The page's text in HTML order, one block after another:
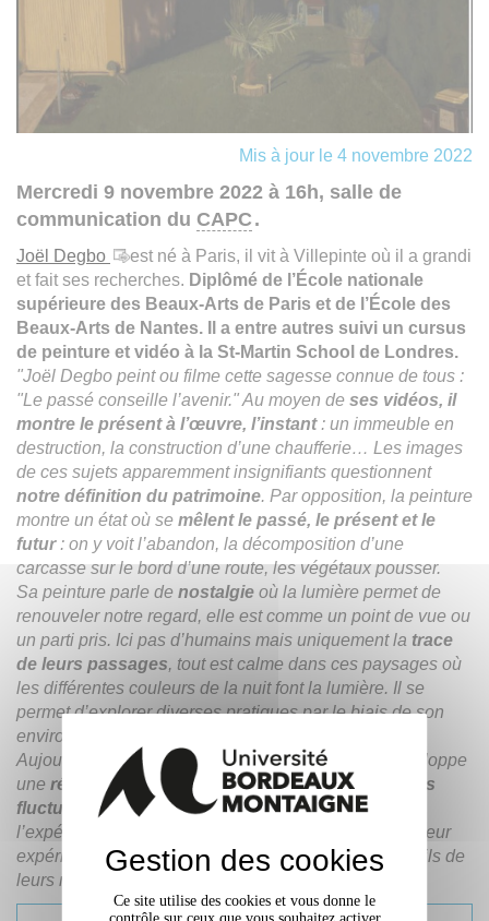
Mis à jour le 4 novembre 2022
Mercredi 9 novembre 2022 à 16h, salle de
communication du CAPC .
Joël Degbo
est né à Paris, il vit à Villepinte où il a grandi
et fait ses recherches. Diplômé de l’École nationale
supérieure des Beaux-Arts de Paris et de l’École des
Beaux-Arts de Nantes. Il a entre autres suivi un cursus
de peinture et vidéo à la St-Martin School de Londres.
"Joël Degbo peint ou filme cette sagesse connue de tous :
"Le passé conseille l’avenir." Au moyen de ses vidéos, il
montre le présent à l’œuvre, l’instant : un immeuble en
destruction, la construction d’une chaufferie… Les images
de ces sujets apparemment insignifiants questionnent
notre définition du patrimoine. Par opposition, la peinture
montre un état où se mêlent le passé, le présent et le
futur : on y voit l’abandon, la décomposition d’une
carcasse sur le bord d’une route, les végétaux pousser.
Sa peinture parle de nostalgie où la lumière permet de
renouveler notre regard, elle est comme un point de vue ou
un parti pris. Ici pas d’humains mais uniquement la trace
de leurs passages, tout est calme dans ces paysages où
les différentes couleurs de la nuit font la lumière. Il se
permet d’explorer diverses pratiques par le biais de son
environnement.
Aujourd’hui, c’est avec son frère architecte qu’il développe
une réflexion artistique et architecturale autour des
fluctuations qui animent l’espace, en interrogeant
l’expérience des lieux de leur jeunesse connectés à leur
expériences plus récente par la combinaison des outils de
leurs mediums respectifs."
Gestion des cookies
Ce site utilise des cookies et vous donne le